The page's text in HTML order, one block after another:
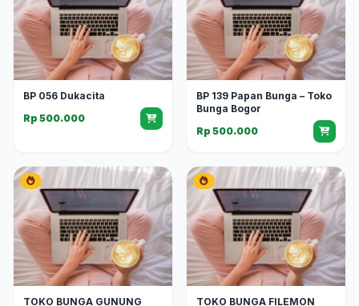
BP 056 Dukacita
Rp 500.000
BP 139 Papan Bunga – Toko
Bunga Bogor
Rp 500.000
TOKO BUNGA GUNUNG
TOKO BUNGA FILEMON